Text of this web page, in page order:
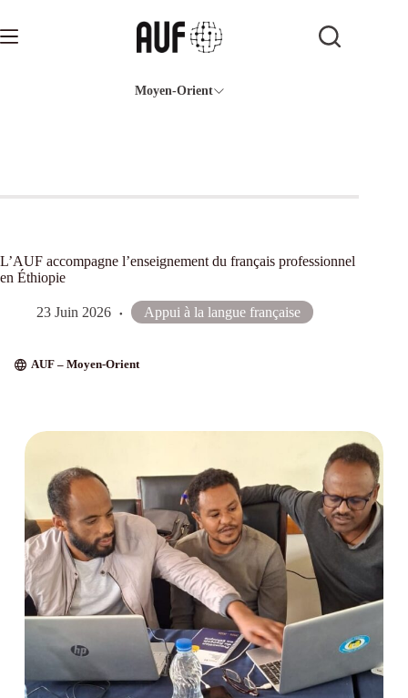
contenu
Moyen-Orient
L’AUF accompagne l’enseignement du français professionnel
en Éthiopie
23 Juin 2026 Appui à la langue française
AUF – Moyen-Orient